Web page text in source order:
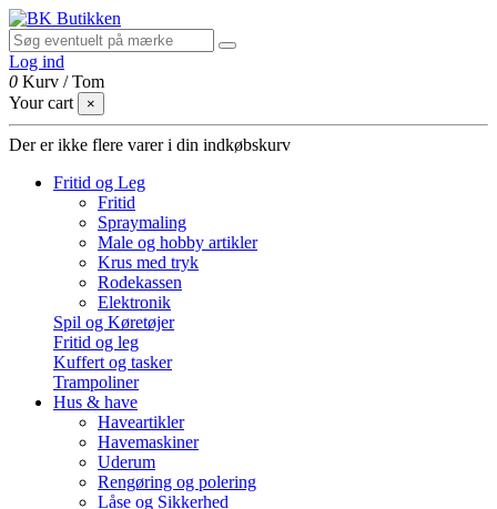
Log ind
0 Kurv /Tom
Your cart
×
Der er ikke flere varer i din indkøbskurv
Fritid og Leg
Fritid
Spraymaling
Male og hobby artikler
Krus med tryk
Rodekassen
Elektronik
Spil og Køretøjer
Fritid og leg
Kuffert og tasker
Trampoliner
Hus & have
Haveartikler
Havemaskiner
Uderum
Rengøring og polering
Låse og Sikkerhed